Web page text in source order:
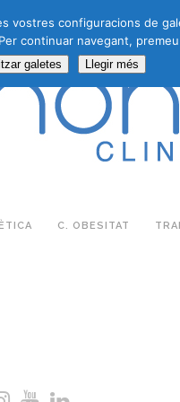
C. OBESITAT
vostres configuracions de
continuar navegant,
galetes Llegir més